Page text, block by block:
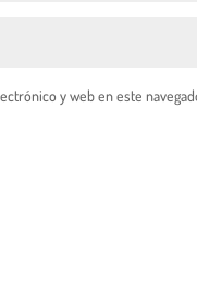
y web en este